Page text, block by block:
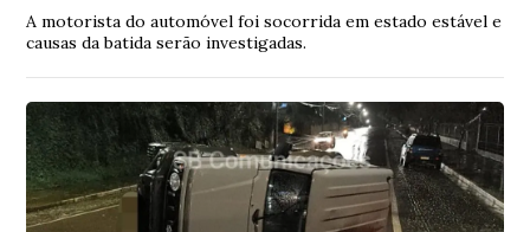
A motorista do automóvel foi socorrida em estado estável e
causas da batida serão investigadas.